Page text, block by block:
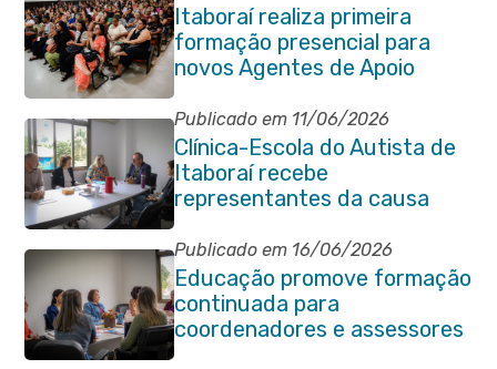
Itaboraí realiza primeira
formação presencial para
novos Agentes de Apoio
Escolar
Publicado em 11/06/2026
Clínica-Escola do Autista de
Itaboraí recebe
representantes da causa
atípica de Santa Catarina
Publicado em 16/06/2026
Educação promove formação
continuada para
coordenadores e assessores
escolares da rede municipal